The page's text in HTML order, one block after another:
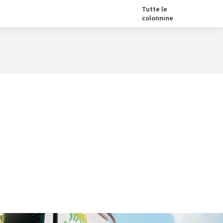
Tutte le
colonnine